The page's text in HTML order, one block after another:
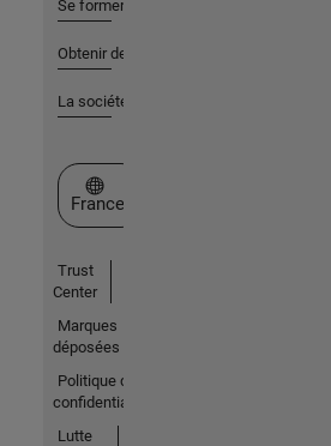
Se former
Obtenir de l'aide
La société
Sélectionner un site web
France
Trust
Center
Marques
déposées
Politique de
confidentialité
Lutte